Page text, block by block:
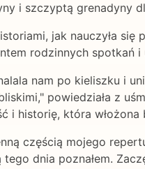
i szczyptą grenadyny
jak nauczyła
rodzinnych
nam po kieliszku i
powiedziała z
i historię, która
częścią mojego
dnia poznałem.